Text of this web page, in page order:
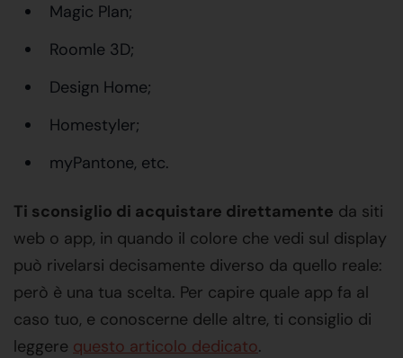
Magic Plan;
Roomle 3D;
Design Home;
Homestyler;
myPantone, etc.
Ti sconsiglio di acquistare direttamente da siti
web o app, in quando il colore che vedi sul display
può rivelarsi decisamente diverso da quello reale:
però è una tua scelta. Per capire quale app fa al
caso tuo, e conoscerne delle altre, ti consiglio di
leggere questo articolo dedicato.